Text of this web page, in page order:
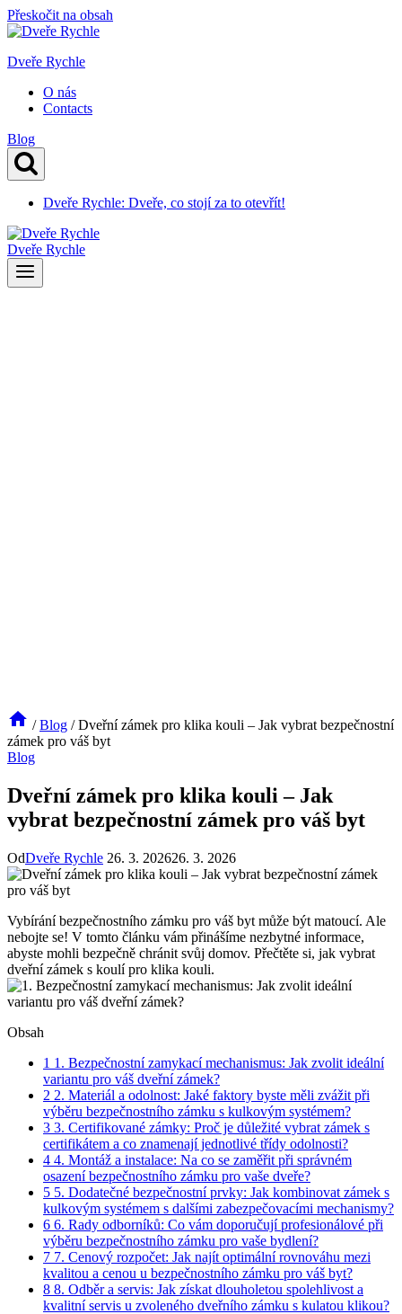
Přeskočit na obsah
Dveře Rychle
O nás
Contacts
Blog
Dveře Rychle: Dveře, co stojí za to otevřít!
Dveře Rychle
/ Blog / Dveřní zámek pro klika kouli – Jak vybrat bezpečnostní
zámek pro váš byt
Blog
Dveřní zámek pro klika kouli – Jak
vybrat bezpečnostní zámek pro váš byt
OdDveře Rychle 26. 3. 202626. 3. 2026
Vybírání ⁣bezpečnostního zámku pro⁢ váš byt může být ‍matoucí. Ale
nebojte se! V tomto⁢ článku ‍vám ⁣přinášíme nezbytné informace,
abyste mohli bezpečně chránit ​svůj ⁢domov. ⁤Přečtěte si, jak vybrat⁢
dveřní zámek s koulí pro klika kouli.
Obsah
1 1. Bezpečnostní zamykací mechanismus: Jak‍ zvolit ideální
variantu ‌pro​ váš dveřní zámek?
2 2. Materiál a odolnost: ‌Jaké faktory byste ‍měli zvážit při
výběru bezpečnostního ⁣zámku s ⁤kulkovým systémem?
3 3. ‍Certifikované zámky: Proč je důležité⁢ vybrat zámek s
certifikátem‍ a co​ znamenají jednotlivé⁢ třídy odolnosti?
4 4. Montáž​ a ‌instalace: Na co se ⁣zaměřit při správném
osazení ⁣bezpečnostního zámku ​pro vaše dveře?
5 5. Dodatečné bezpečnostní prvky: Jak kombinovat zámek s
kulkovým systémem ⁣s dalšími​ zabezpečovacími mechanismy?
6 6. Rady odborníků: Co vám doporučují profesionálové při
výběru bezpečnostního zámku ‌pro‍ vaše bydlení?
7 7. ⁢Cenový rozpočet: ⁣Jak najít optimální rovnováhu mezi
⁤kvalitou a cenou u bezpečnostního zámku pro váš byt?
8 8. Odběr a ‌servis: Jak získat dlouholetou spolehlivost a
kvalitní⁤ servis ​u⁣ zvoleného dveřního zámku s kulatou​ klikou?